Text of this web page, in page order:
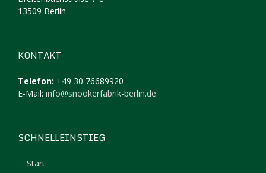
13509 Berlin
KONTAKT
Telefon: +49 30 76689920
E-Mail: info@snookerfabrik-berlin.de
SCHNELLEINSTIEG
Start